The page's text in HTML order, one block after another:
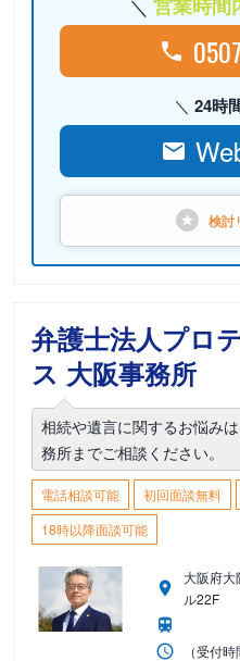
24時
検討
弁護士法人プロ
ス 大阪事務所
相続や遺言に関するお悩み
務所までご相談ください。
電話相談可能 初回面談無料
18時以降面談可能
大阪府
ル22F
（受付時